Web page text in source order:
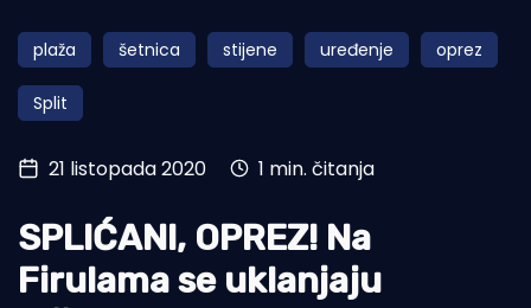
Obala
Otoci
Turizam i nautika
Pomorstvo
Ekologija
plaža šetnica stijene uređenje oprez
Split
21 listopada 2020 1 min. čitanja
SPLIĆANI, OPREZ! Na
Firulama se uklanjaju